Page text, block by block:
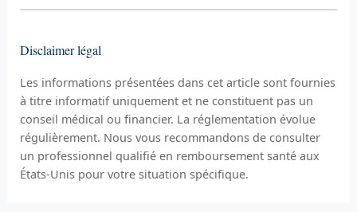
Disclaimer légal
Les informations présentées dans cet article sont fournies
à titre informatif uniquement et ne constituent pas un
conseil médical ou financier. La réglementation évolue
régulièrement. Nous vous recommandons de consulter
un professionnel qualifié en remboursement santé aux
États-Unis pour votre situation spécifique.